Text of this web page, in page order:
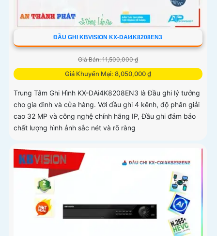
ĐẦU GHI KBVISION KX-DAI4K8208EN3
Giá Bán: 11,500,000 ₫
Giá Khuyến Mại: 8,050,000 ₫
Trung Tâm Ghi Hình KX-DAi4K8208EN3 là Đầu ghi lý tưởng
cho gia đình và cửa hàng. Với đầu ghi 4 kênh, độ phân giải
cao 32 MP và công nghệ chính hãng IP, Đầu ghi đảm bảo
chất lượng hình ảnh sắc nét và rõ ràng